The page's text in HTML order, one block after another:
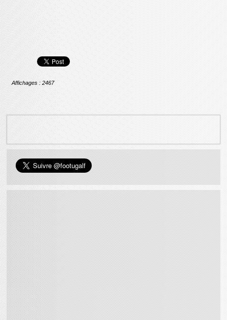
Affichages : 2467